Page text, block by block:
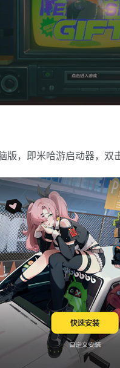
，即米哈游启动器，双